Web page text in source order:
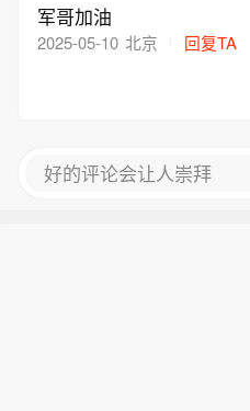
军哥加油
2025-05-10 北京 回复TA
好的评论会让人崇拜